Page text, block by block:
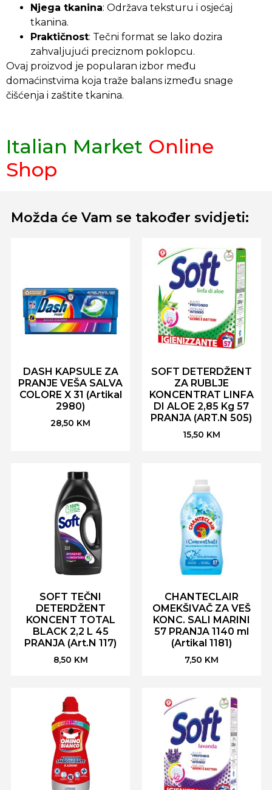
Njega tkanina: Održava teksturu i osjećaj
tkanina.
Praktičnost: Tečni format se lako dozira
zahvaljujući preciznom poklopcu.
Ovaj proizvod je popularan izbor među
domaćinstvima koja traže balans između snage
čišćenja i zaštite tkanina.
Italian Market Online
Shop
Možda će Vam se također svidjeti:
DASH KAPSULE ZA
PRANJE VEŠA SALVA
COLORE X 31 (Artikal
2980)
28,50 KM
SOFT DETERDŽENT
ZA RUBLJE
KONCENTRAT LINFA
DI ALOE 2,85 Kg 57
PRANJA (ART.N 505)
15,50 KM
SOFT TEČNI
DETERDŽENT
KONCENT TOTAL
BLACK 2,2 L 45
PRANJA (Art.N 117)
8,50 KM
CHANTECLAIR
OMEKŠIVAČ ZA VEŠ
KONC. SALI MARINI
57 PRANJA 1140 ml
(Artikal 1181)
7,50 KM